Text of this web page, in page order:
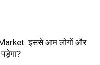
इससे आम लोगों और
पड़ेगा?